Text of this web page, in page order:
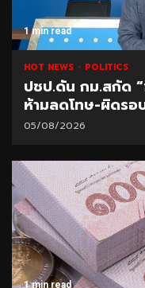
1 min read
HOT NEWS POLITICS
ปชป.ดัน กม.สกัด
ห้ามลดโทษ-ผิดร
05/08/2026
1 min read